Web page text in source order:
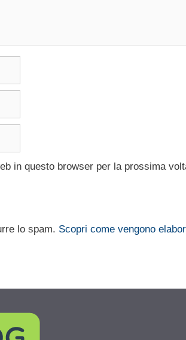
in questo browser per la prossima
lo spam. Scopri come vengono